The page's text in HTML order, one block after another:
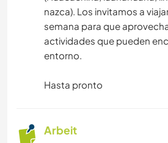
nazca). Los invitamos a
semana para que
actividades que pueden
entorno.
Hasta pronto
Arbeit